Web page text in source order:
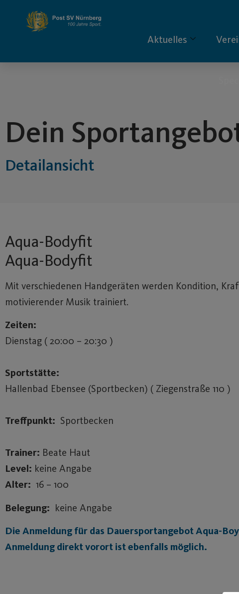
springen
Aktuelles
Dein
Detailansicht
Aqua-Bodyfit
Aqua-Bodyfit
Mit verschiedenen Handgeräten werden Kondition,
motivierender Musik trainiert.
Zeiten:
Dienstag ( 20:00 – 20:30 )
Sportstätte:
Hallenbad Ebensee (Sportbecken) ( Ziegenstraße 110 )
Treffpunkt: Sportbecken
Trainer: Beate Haut
Level: keine Angabe
Alter: 16 – 100
Belegung: keine Angabe
Die Anmeldung für das Dauersportangebot Aqua-
Anmeldung direkt vorort ist ebenfalls möglich.